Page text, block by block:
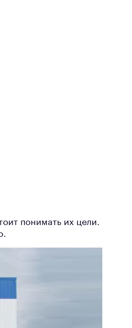
понимать их цели.